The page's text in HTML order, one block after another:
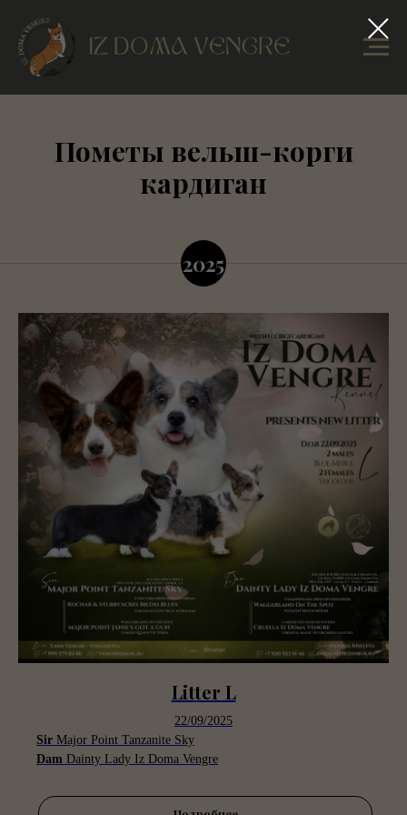
Пометы вельш-корги
кардиган
2025
Litter L
22/09/2025
Sir Major Point Tanzanite Sky
Dam Dainty Lady Iz Doma Vengre